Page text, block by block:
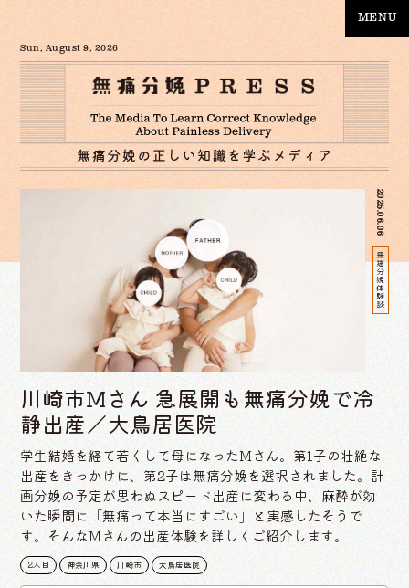
MENU
Sun, August 9, 2026
2025.06.06
無痛分娩体験談
川崎市Mさん 急展開も無痛分娩で冷
静出産／大鳥居医院
学生結婚を経て若くして母になったMさん。第1子の壮絶な
出産をきっかけに、第2子は無痛分娩を選択されました。計
画分娩の予定が思わぬスピード出産に変わる中、麻酔が効
いた瞬間に「無痛って本当にすごい」と実感したそうで
す。そんなMさんの出産体験を詳しくご紹介します。
2人目 神奈川県 川崎市 大鳥居医院